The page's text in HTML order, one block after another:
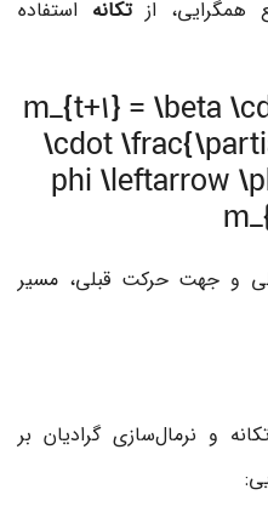
همگرایی، ازتکانه استفاده
m_{t+1} = \beta
\cdot
\phi \leftarrow
و جهت حرکت قبلی، مسیر
و نرمال‌سازی گرادیان بر